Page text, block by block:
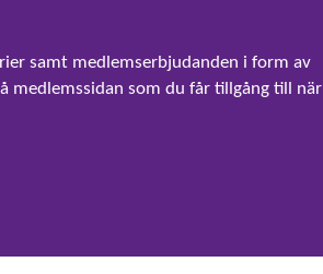
samt medlemserbjudanden i form av
medlemssidan som du får tillgång till när